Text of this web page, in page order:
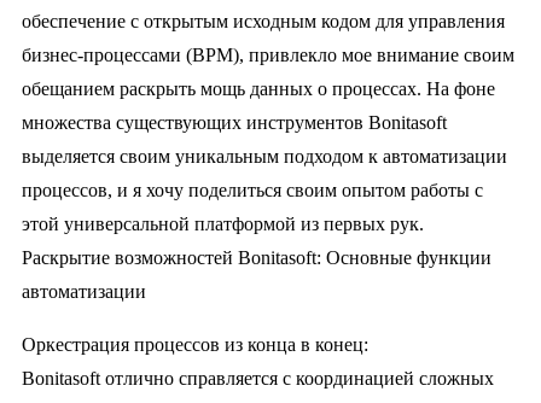
обеспечение с открытым исходным кодом для управления
бизнес-процессами (BPM), привлекло мое внимание своим
обещанием раскрыть мощь данных о процессах. На фоне
множества существующих инструментов Bonitasoft
выделяется своим уникальным подходом к автоматизации
процессов, и я хочу поделиться своим опытом работы с
этой универсальной платформой из первых рук.
Раскрытие возможностей Bonitasoft: Основные функции
автоматизации
Оркестрация процессов из конца в конец:
Bonitasoft отлично справляется с координацией сложных